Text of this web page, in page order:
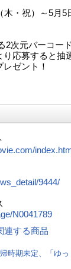
・祝）～5月5
2次元バーコー
り応募すると抽
ゼント！
9444/
N0041789
連する商品
時期未定、「ゆっ